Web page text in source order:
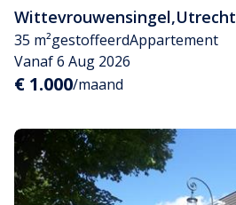
Wittevrouwensingel,Utrecht
35 m²gestoffeerdAppartement
Vanaf 6 Aug 2026
€ 1.000/maand